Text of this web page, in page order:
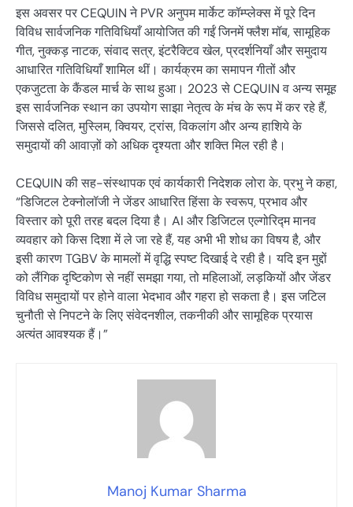
इस अवसर पर CEQUIN ने PVR अनुपम मार्केट कॉम्प्लेक्स में पूरे दिन
विविध सार्वजनिक गतिविधियाँ आयोजित की गईं जिनमें फ्लैश मॉब, सामूहिक
गीत, नुक्कड़ नाटक, संवाद सत्र, इंटरैक्टिव खेल, प्रदर्शनियाँ और समुदाय
आधारित गतिविधियाँ शामिल थीं। कार्यक्रम का समापन गीतों और
एकजुटता के कैंडल मार्च के साथ हुआ। 2023 से CEQUIN व अन्य समूह
इस सार्वजनिक स्थान का उपयोग साझा नेतृत्व के मंच के रूप में कर रहे हैं,
जिससे दलित, मुस्लिम, क्वियर, ट्रांस, विकलांग और अन्य हाशिये के
समुदायों की आवाज़ों को अधिक दृश्यता और शक्ति मिल रही है।
CEQUIN की सह-संस्थापक एवं कार्यकारी निदेशक लोरा के. प्रभु ने कहा,
“डिजिटल टेक्नोलॉजी ने जेंडर आधारित हिंसा के स्वरूप, प्रभाव और
विस्तार को पूरी तरह बदल दिया है। AI और डिजिटल एल्गोरिद्म मानव
व्यवहार को किस दिशा में ले जा रहे हैं, यह अभी भी शोध का विषय है, और
इसी कारण TGBV के मामलों में वृद्धि स्पष्ट दिखाई दे रही है। यदि इन मुद्दों
को लैंगिक दृष्टिकोण से नहीं समझा गया, तो महिलाओं, लड़कियों और जेंडर
विविध समुदायों पर होने वाला भेदभाव और गहरा हो सकता है। इस जटिल
चुनौती से निपटने के लिए संवेदनशील, तकनीकी और सामूहिक प्रयास
अत्यंत आवश्यक हैं।”
Manoj Kumar Sharma